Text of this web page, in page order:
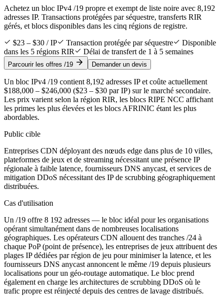
Achetez un bloc IPv4 /19 propre et exempt de liste noire avec 8,192
adresses IP. Transactions protégées par séquestre, transferts RIR
gérés, et blocs disponibles dans les cinq régions de registre.
$23 – $30 / IP
Transaction protégée par séquestre
Disponible
dans les 5 régions RIR
Délai de transfert de 1 à 5 semaines
Parcourir les offres /19 Demander un devis
Un bloc IPv4 /19 contient 8,192 adresses IP et coûte actuellement
$188,000 – $246,000 ($23 – $30 par IP) sur le marché secondaire.
Les prix varient selon la région RIR, les blocs RIPE NCC affichant
les primes les plus élevées et les blocs AFRINIC étant les plus
abordables.
Public cible
Entreprises CDN déployant des nœuds edge dans plus de 10 villes,
plateformes de jeux et de streaming nécessitant une présence IP
régionale à faible latence, fournisseurs DNS anycast, et services de
mitigation DDoS nécessitant des IP de scrubbing géographiquement
distribuées.
Cas d'utilisation
Un /19 offre 8 192 adresses — le bloc idéal pour les organisations
opérant simultanément dans de nombreuses localisations
géographiques. Les opérateurs CDN allouent des tranches /24 à
chaque PoP (point de présence), les entreprises de jeux attribuent des
plages IP dédiées par région de jeu pour minimiser la latence, et les
fournisseurs DNS anycast annoncent le même /19 depuis plusieurs
localisations pour un géo-routage automatique. Le bloc prend
également en charge les architectures de scrubbing DDoS où le
trafic propre est réinjecté depuis des centres de lavage distribués.